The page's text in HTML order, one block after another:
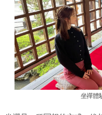
坐禪體